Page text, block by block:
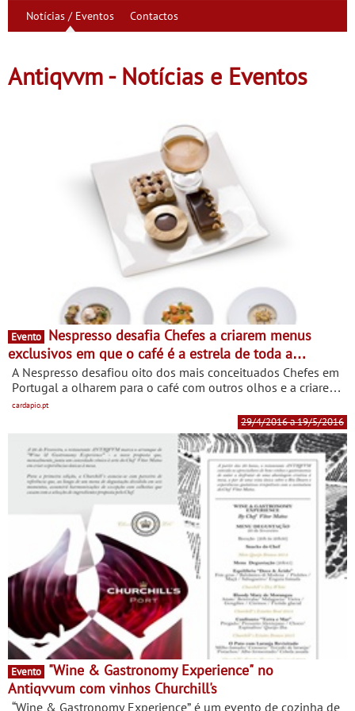
Notícias / Eventos Contactos
Antiqvvm - Notícias e Eventos
Evento
exclusivos em que o café é a estrela de toda a
refeição
A Nespresso desafiou oito dos mais conceituados Chefes em
Portugal a olharem para o café com outros olhos e a criarem
menus exclusivos em que o café é a estrela de toda a
cardapio.pt
29/4/2016 a 19/5/2016
Evento
Antiqvvum com vinhos Churchill's
“Wine & Gastronomy Experience” é um evento de cozinha de